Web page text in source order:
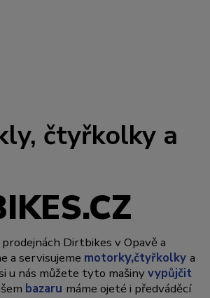
čtyřkolky a
Dirtbikes v Opavě a
a servisujeme motorky,čtyřkolkya
u nás můžete tyto mašinyvypůjčit
bazaru máme ojeté i předváděcí